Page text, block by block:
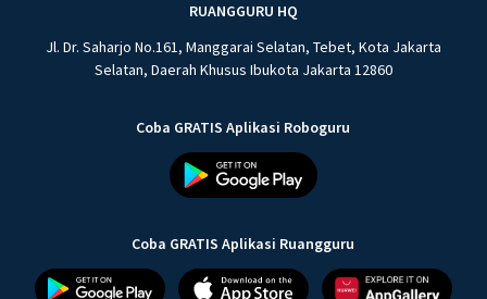
RUANGGURU HQ
Jl. Dr. Saharjo No.161, Manggarai Selatan, Tebet, Kota Jakarta
Selatan, Daerah Khusus Ibukota Jakarta 12860
Coba GRATIS Aplikasi Roboguru
Coba GRATIS Aplikasi Ruangguru